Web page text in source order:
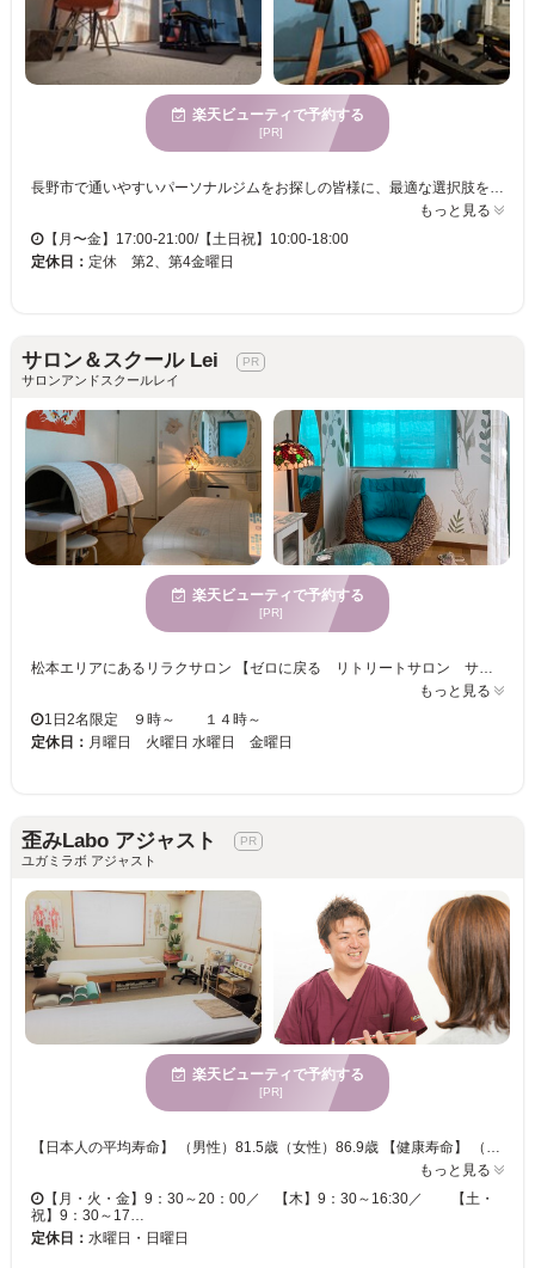
楽天ビューティで予約する
[PR]
長野市で通いやすいパーソナルジムをお探しの皆様に、最適な選択肢をご提案します。「maika'i」では、ダイエットやボディメイクに重点を置きつつ、コンディショニングという特別な施術を得意としています。心身の調和を重点に置き、パフォーマンスアップや身体の機能向上を促進します。腰痛や膝痛の予防や改善も可能です。回数券や月額プラン、またはマッサージのみの施術プランがあり、各個人に合った最適なプランが見つかるでしょう。トレーニング方法がわからない、続かないという方も、当ジムの全面的なサポートを受けることで、効果的に理想の体に近づけます。「maika'i」で総合的な指導を受け、なりたい自分を手に入れましょう。体験のご訪問、お待ちしています。お気軽にご予約ください。
もっと見る
【月〜金】17:00-21:00/【土日祝】10:00-18:00
定休日： 定休 第2、第4金曜日
サロン＆スクール Lei
サロンアンドスクールレイ
楽天ビューティで予約する
[PR]
もっと見る
1日2名限定 ９時～ １４時～
定休日： 月曜日 火曜日 水曜日 金曜日
歪みLabo アジャスト
ユガミラボ アジャスト
楽天ビューティで予約する
[PR]
もっと見る
【月・火・金】9：30～20：00／ 【木】9：30～16:30／ 【土・
祝】9：30～17…
定休日： 水曜日・日曜日